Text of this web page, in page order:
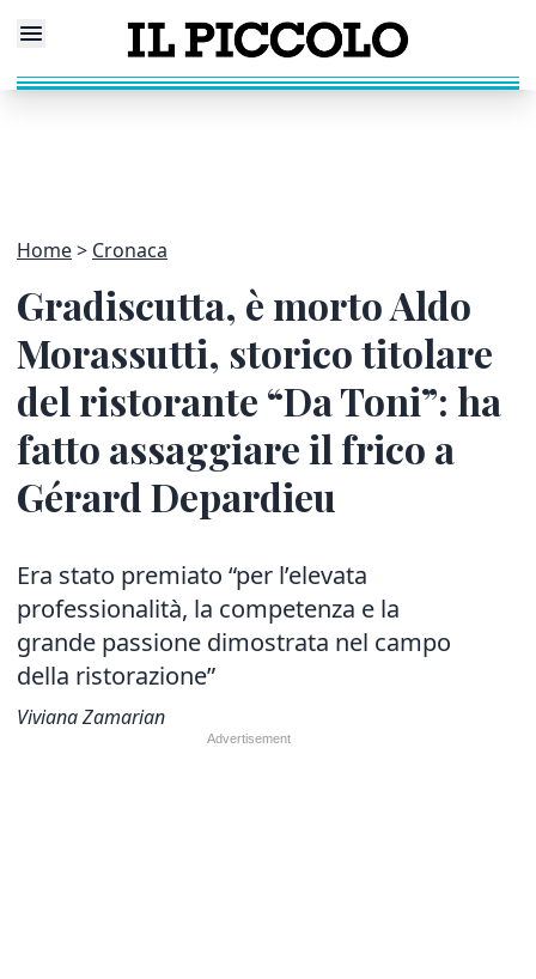
Home Cronaca
Gradiscutta, è morto Aldo
Morassutti, storico titolare
del ristorante “Da Toni”: ha
fatto assaggiare il frico a
Gérard Depardieu
Era stato premiato “per l’elevata
professionalità, la competenza e la
grande passione dimostrata nel campo
della ristorazione”
Viviana Zamarian